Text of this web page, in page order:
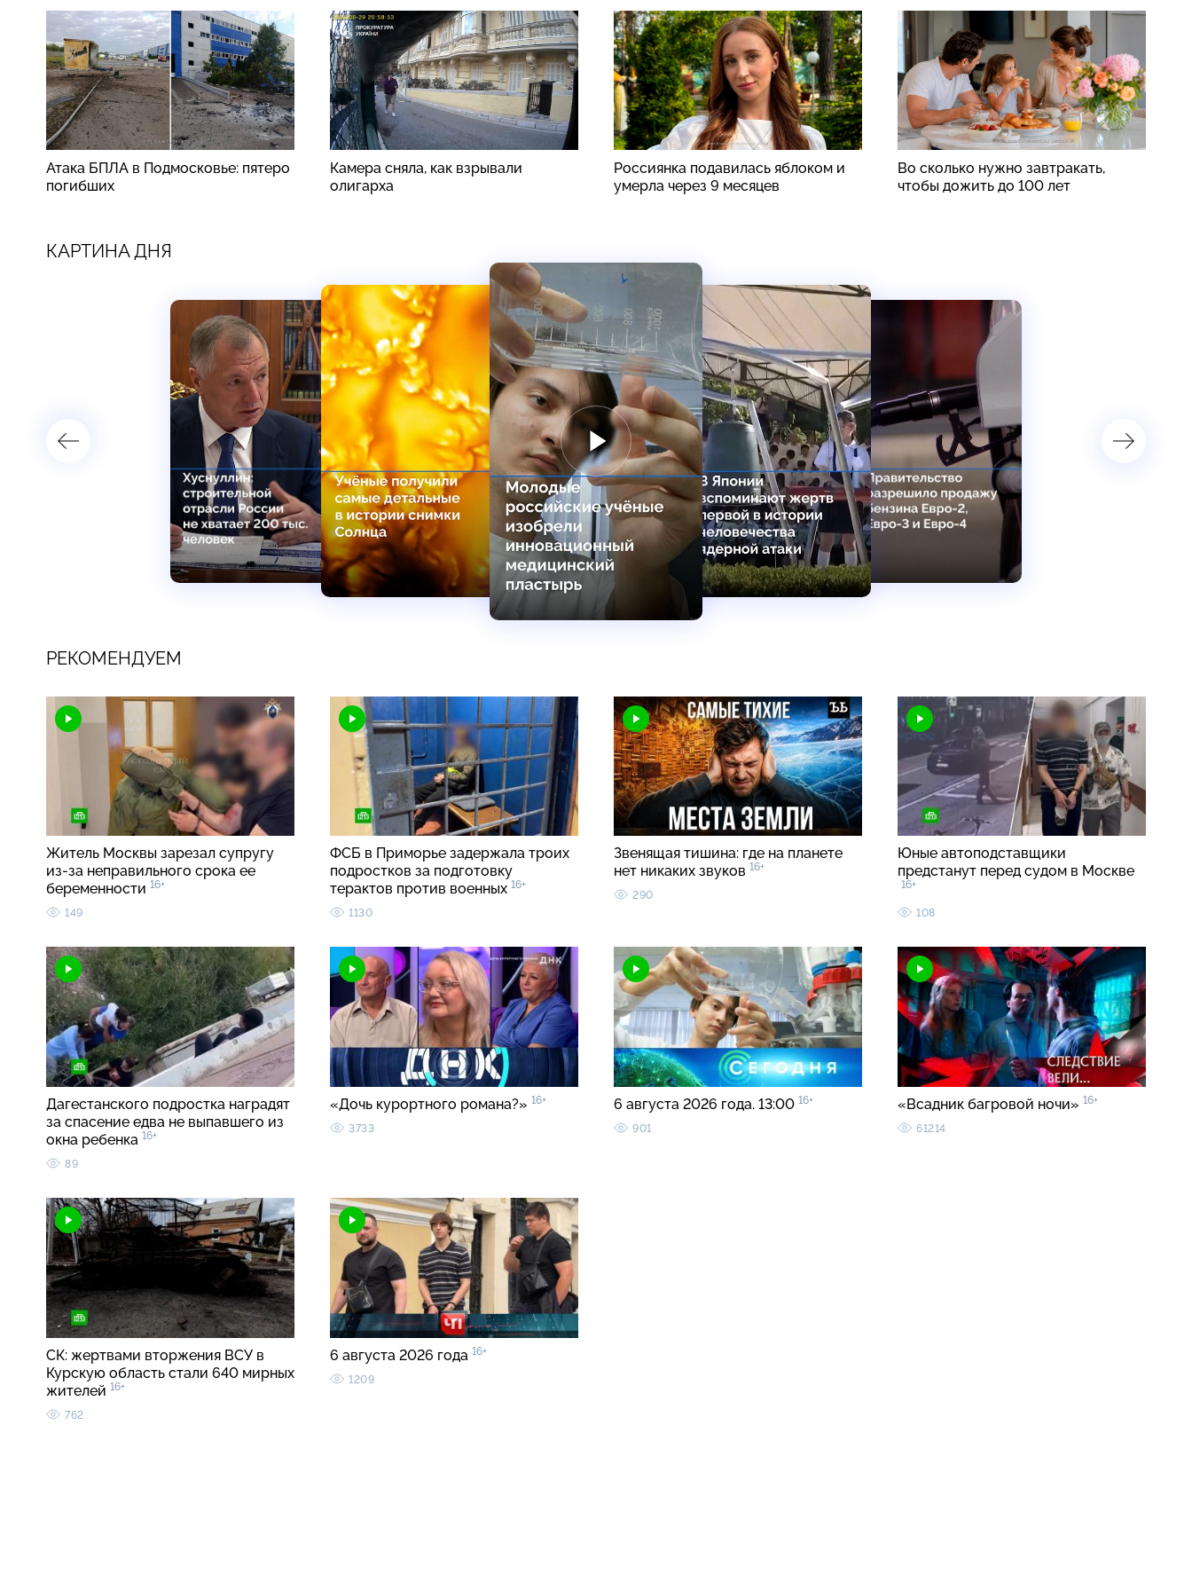
Атака БПЛА в Подмосковье: пятеро
погибших
Камера сняла, как взрывали
олигарха
Россиянка подавилась яблоком и
умерла через 9 месяцев
Во сколько нужно завтракать,
чтобы дожить до 100 лет
КАРТИНА ДНЯ
РЕКОМЕНДУЕМ
Житель Москвы зарезал супругу
из-за неправильного срока ее
беременности 16+
149
ФСБ в Приморье задержала троих
подростков за подготовку
терактов против военных 16+
1130
Звенящая тишина: где на планете
нет никаких звуков 16+
290
Юные автоподставщики
предстанут перед судом в Москве
16+
108
Дагестанского подростка наградят
за спасение едва не выпавшего из
окна ребенка 16+
89
«Дочь курортного романа?» 16+
3733
6 августа 2026 года. 13:00 16+
901
«Всадник багровой ночи» 16+
61214
СК: жертвами вторжения ВСУ в
Курскую область стали 640 мирных
жителей 16+
762
6 августа 2026 года 16+
1209